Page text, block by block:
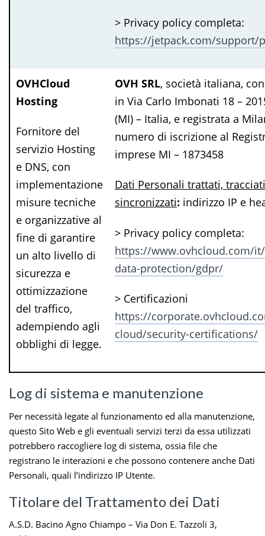
> Privacy policy completa:
https://jetpack.com/support/
OVHCloud
Hosting
Fornitore del
servizio Hosting
e DNS, con
implementazione
misure tecniche
e organizzative al
fine di garantire
un alto livello di
sicurezza e
ottimizzazione
del traffico,
adempiendo agli
obblighi di legge.
OVH SRL, società italiana,
in Via Carlo Imbonati 18 –
(MI) – Italia, e registrata a
numero di iscrizione al
imprese MI – 1873458
Dati Personali trattati,
sincronizzati: indirizzo IP e
> Privacy policy completa:
https://www.ovhcloud.com/
data-protection/gdpr/
> Certificazioni
https://
cloud/security-certifications/
Log di sistema e manutenzione
Per necessità legate al funzionamento ed alla manutenzione,
questo Sito Web e gli eventuali servizi terzi da essa utilizzati
potrebbero raccogliere log di sistema, ossia file che
registrano le interazioni e che possono contenere anche Dati
Personali, quali l’indirizzo IP Utente.
Titolare del Trattamento dei Dati
A.S.D. Bacino Agno Chiampo – Via Don E. Tazzoli 3,